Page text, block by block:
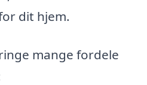
dit hjem.
mange fordele